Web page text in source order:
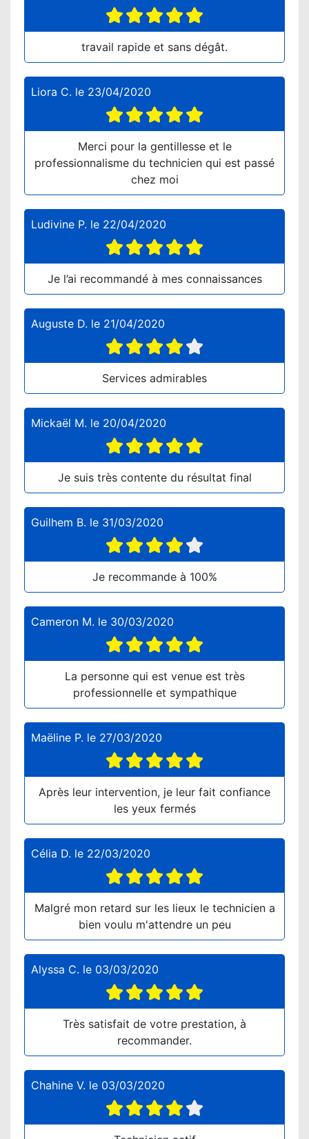
travail rapide et sans dégât.
Liora C. le 23/04/2020
Merci pour la gentillesse et le
professionnalisme du technicien qui est passé
chez moi
Ludivine P. le 22/04/2020
Je l’ai recommandé à mes connaissances
Auguste D. le 21/04/2020
Services admirables
Mickaël M. le 20/04/2020
Je suis très contente du résultat final
Guilhem B. le 31/03/2020
Je recommande à 100%
Cameron M. le 30/03/2020
La personne qui est venue est très
professionnelle et sympathique
Maëline P. le 27/03/2020
Après leur intervention, je leur fait confiance
les yeux fermés
Célia D. le 22/03/2020
Malgré mon retard sur les lieux le technicien a
bien voulu m'attendre un peu
Alyssa C. le 03/03/2020
Très satisfait de votre prestation, à
recommander.
Chahine V. le 03/03/2020